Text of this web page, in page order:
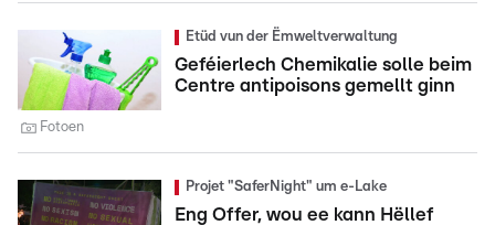
Etüd vun der Ëmweltverwaltung
Geféierlech Chemikalie solle beim
Centre antipoisons gemellt ginn
Fotoen
Projet "SaferNight" um e-Lake
Eng Offer, wou ee kann Hëllef